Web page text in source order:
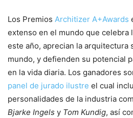
Los Premios Architizer A+Awards
extenso en el mundo que celebra
este año, aprecian la arquitectura
mundo, y defienden su potencial
en la vida diaria. Los ganadores
panel de jurado ilustre el cual
personalidades de la industria
Bjarke Ingels y Tom Kundig, así